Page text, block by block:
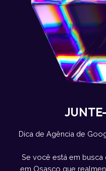
Dica de Agência de
Se você está em
em Osasco que